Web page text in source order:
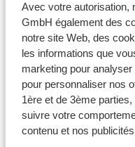
Avec votre autorisation,
GmbH également des
notre site Web, des
les informations que
marketing pour
pour personnaliser nos
1ère et de 3ème
suivre votre
contenu et nos
À proximité
En bord de mer
Distance de la plage
Distance du centre-
Distance de
Distance jusqu'au